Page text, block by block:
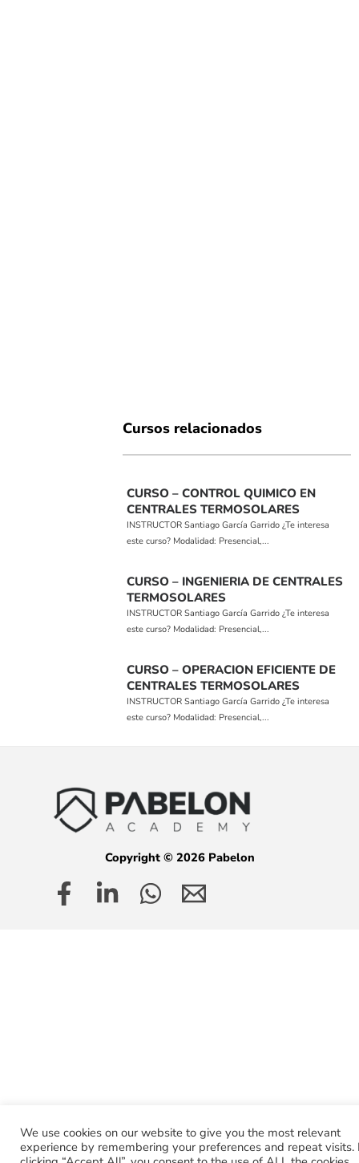
Cursos relacionados
CURSO – CONTROL QUIMICO EN
CENTRALES TERMOSOLARES
INSTRUCTOR Santiago García Garrido ¿Te interesa
este curso? Modalidad: Presencial,...
CURSO – INGENIERIA DE CENTRALES
TERMOSOLARES
INSTRUCTOR Santiago García Garrido ¿Te interesa
este curso? Modalidad: Presencial,...
CURSO – OPERACION EFICIENTE DE
CENTRALES TERMOSOLARES
INSTRUCTOR Santiago García Garrido ¿Te interesa
este curso? Modalidad: Presencial,...
Copyright © 2026 Pabelon
We use cookies on our website to give you the most relevant
experience by remembering your preferences and repeat visits.